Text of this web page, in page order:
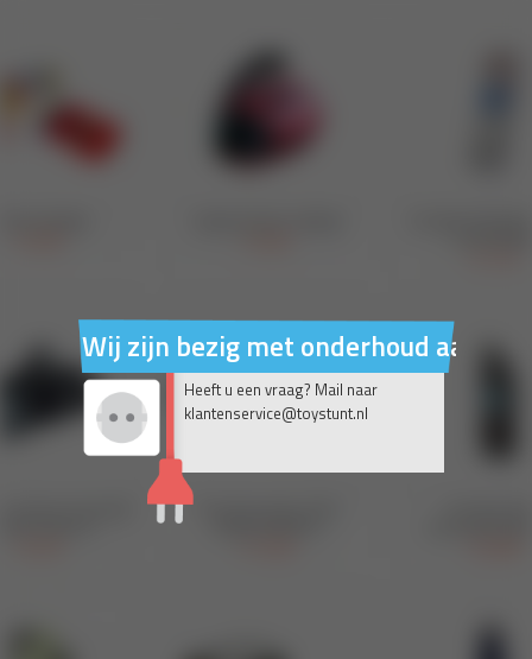
Wij zijn bezig met onderhoud aan
Heeft u een vraag? Mail naar
klantenservice@toystunt.nl